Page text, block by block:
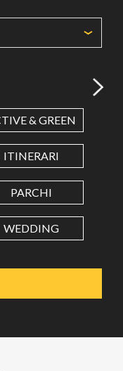
decimal separator.
& GREEN
ITINERARI
PARCHI
WEDDING